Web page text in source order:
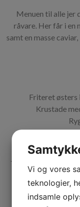
Menuen til alle jer
råvare. Her får i en
samt en masse
Friteret østers
Krustade
Jomfruhummer
Vi og vores
teknologier,
indsamle